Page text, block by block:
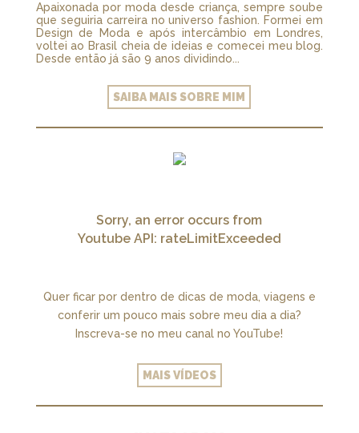
Apaixonada por moda desde criança, sempre soube
que seguiria carreira no universo fashion. Formei em
Design de Moda e após intercâmbio em Londres,
voltei ao Brasil cheia de ideias e comecei meu blog.
Desde então já são 9 anos dividindo...
SAIBA MAIS SOBRE MIM
Sorry, an error occurs from
Youtube API: rateLimitExceeded
Quer ficar por dentro de dicas de moda, viagens e
conferir um pouco mais sobre meu dia a dia?
Inscreva-se no meu canal no YouTube!
MAIS VÍDEOS